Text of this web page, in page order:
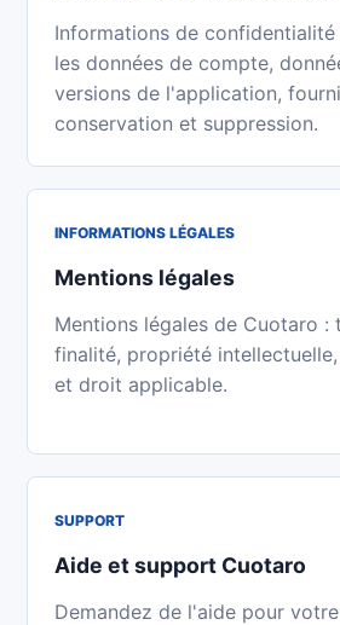
Informations de
les données de compte,
versions de l'application,
conservation et suppression.
INFORMATIONS LÉGALES
Mentions légales
Mentions légales de Cuotaro :
finalité, propriété
et droit applicable.
SUPPORT
Aide et support Cuotaro
Demandez de l'aide pour